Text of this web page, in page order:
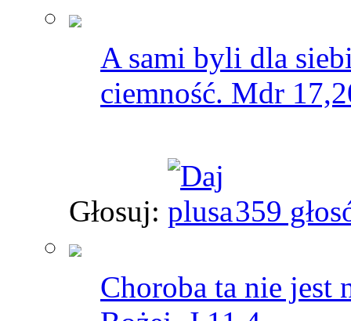
A sami byli dla
ciemność. Mdr
Głosuj: 359
Choroba ta nie jest